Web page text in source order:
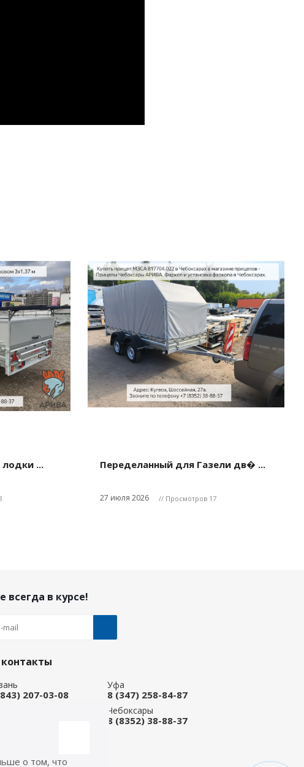
... Переделанный для Газели дв� ...
27 июля 2026 // Просмотров 17
всегда в курсе!
207-03-08
Уфа
8 (347) 258-84-87
Чебоксары
8 (8352) 38-88-37
о том, что